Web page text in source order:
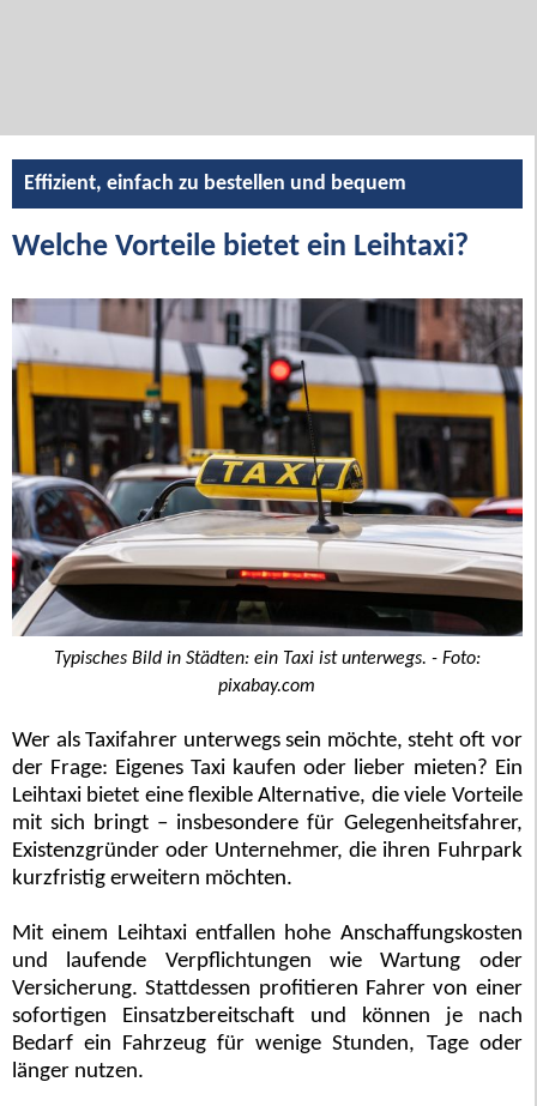
Effizient, einfach zu bestellen und bequem
Welche Vorteile bietet ein Leihtaxi?
Typisches Bild in Städten: ein Taxi ist unterwegs. - Foto:
pixabay.com
Wer als Taxifahrer unterwegs sein möchte, steht oft vor
der Frage: Eigenes Taxi kaufen oder lieber mieten? Ein
Leihtaxi bietet eine flexible Alternative, die viele Vorteile
mit sich bringt – insbesondere für Gelegenheitsfahrer,
Existenzgründer oder Unternehmer, die ihren Fuhrpark
kurzfristig erweitern möchten.
Mit einem Leihtaxi entfallen hohe Anschaffungskosten
und laufende Verpflichtungen wie Wartung oder
Versicherung. Stattdessen profitieren Fahrer von einer
sofortigen Einsatzbereitschaft und können je nach
Bedarf ein Fahrzeug für wenige Stunden, Tage oder
länger nutzen.